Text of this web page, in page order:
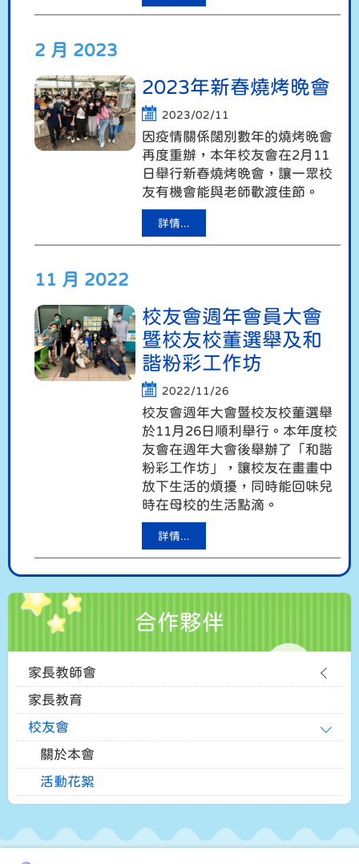
2 月 2023
2023年新春燒烤晚會
2023/02/11
因疫情關係闊別數年的燒烤晚會
再度重辦，本年校友會在2月11
日舉行新春燒烤晚會，讓一眾校
友有機會能與老師歡渡佳節。
詳情...
11 月 2022
校友會週年會員大會
暨校友校董選舉及和
諧粉彩工作坊
2022/11/26
校友會週年大會暨校友校董選舉
於11月26日順利舉行。本年度校
友會在週年大會後舉辦了「和諧
粉彩工作坊」，讓校友在畫畫中
放下生活的煩擾，同時能回味兒
時在母校的生活點滴。
詳情...
合作夥伴
家長教師會
家長教育
校友會
關於本會
活動花絮